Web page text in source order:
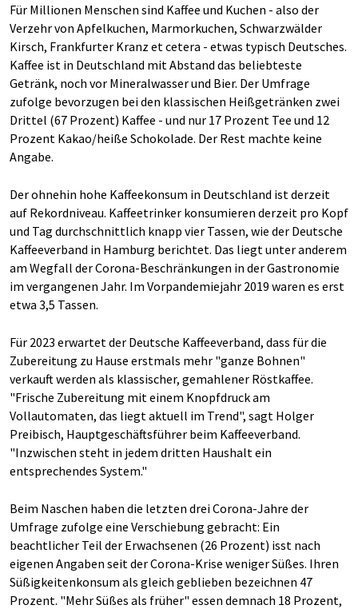
Für Millionen Menschen sind Kaffee und Kuchen - also der
Verzehr von Apfelkuchen, Marmorkuchen, Schwarzwälder
Kirsch, Frankfurter Kranz et cetera - etwas typisch Deutsches.
Kaffee ist in Deutschland mit Abstand das beliebteste
Getränk, noch vor Mineralwasser und Bier. Der Umfrage
zufolge bevorzugen bei den klassischen Heißgetränken zwei
Drittel (67 Prozent) Kaffee - und nur 17 Prozent Tee und 12
Prozent Kakao/heiße Schokolade. Der Rest machte keine
Angabe.
Der ohnehin hohe Kaffeekonsum in Deutschland ist derzeit
auf Rekordniveau. Kaffeetrinker konsumieren derzeit pro Kopf
und Tag durchschnittlich knapp vier Tassen, wie der Deutsche
Kaffeeverband in Hamburg berichtet. Das liegt unter anderem
am Wegfall der Corona-Beschränkungen in der Gastronomie
im vergangenen Jahr. Im Vorpandemiejahr 2019 waren es erst
etwa 3,5 Tassen.
Für 2023 erwartet der Deutsche Kaffeeverband, dass für die
Zubereitung zu Hause erstmals mehr "ganze Bohnen"
verkauft werden als klassischer, gemahlener Röstkaffee.
"Frische Zubereitung mit einem Knopfdruck am
Vollautomaten, das liegt aktuell im Trend", sagt Holger
Preibisch, Hauptgeschäftsführer beim Kaffeeverband.
"Inzwischen steht in jedem dritten Haushalt ein
entsprechendes System."
Beim Naschen haben die letzten drei Corona-Jahre der
Umfrage zufolge eine Verschiebung gebracht: Ein
beachtlicher Teil der Erwachsenen (26 Prozent) isst nach
eigenen Angaben seit der Corona-Krise weniger Süßes. Ihren
Süßigkeitenkonsum als gleich geblieben bezeichnen 47
Prozent. "Mehr Süßes als früher" essen demnach 18 Prozent,